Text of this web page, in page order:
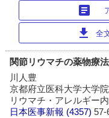
article
download 全
関節リウマチの薬物療法
川人豊
京都府立医科大学大学
リウマチ・アレルギー
日本医事新報 (4357)57-